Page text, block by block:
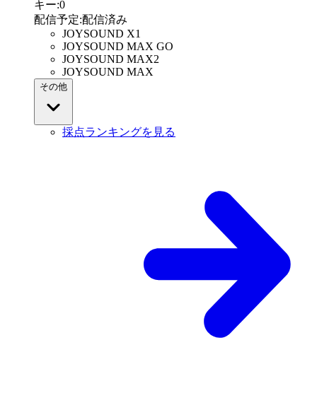
キー:0
配信予定:配信済み
JOYSOUND X1
JOYSOUND MAX GO
JOYSOUND MAX2
JOYSOUND MAX
その他
採点ランキングを見る